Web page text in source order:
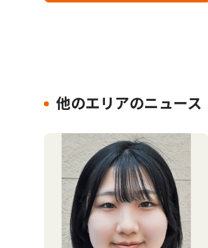
他のエリアのニュース